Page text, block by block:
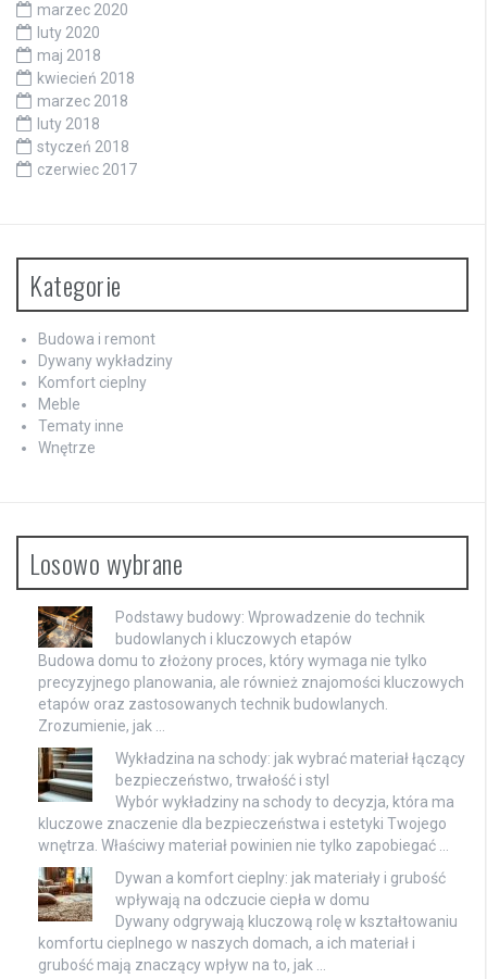
marzec 2020
luty 2020
maj 2018
kwiecień 2018
marzec 2018
luty 2018
styczeń 2018
czerwiec 2017
Kategorie
Budowa i remont
Dywany wykładziny
Komfort cieplny
Meble
Tematy inne
Wnętrze
Losowo wybrane
Podstawy budowy: Wprowadzenie do technik
budowlanych i kluczowych etapów
Budowa domu to złożony proces, który wymaga nie tylko
precyzyjnego planowania, ale również znajomości kluczowych
etapów oraz zastosowanych technik budowlanych.
Zrozumienie, jak …
Wykładzina na schody: jak wybrać materiał łączący
bezpieczeństwo, trwałość i styl
Wybór wykładziny na schody to decyzja, która ma
kluczowe znaczenie dla bezpieczeństwa i estetyki Twojego
wnętrza. Właściwy materiał powinien nie tylko zapobiegać …
Dywan a komfort cieplny: jak materiały i grubość
wpływają na odczucie ciepła w domu
Dywany odgrywają kluczową rolę w kształtowaniu
komfortu cieplnego w naszych domach, a ich materiał i
grubość mają znaczący wpływ na to, jak …